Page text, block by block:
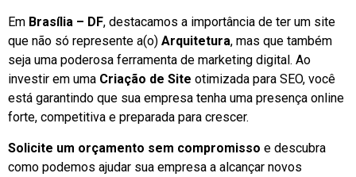
Em Brasília – DF, destacamos a importância de ter um site
que não só represente a(o) Arquitetura, mas que também
seja uma poderosa ferramenta de marketing digital. Ao
investir em uma Criação de Site otimizada para SEO, você
está garantindo que sua empresa tenha uma presença online
forte, competitiva e preparada para crescer.
Solicite um orçamento sem compromisso e descubra
como podemos ajudar sua empresa a alcançar novos